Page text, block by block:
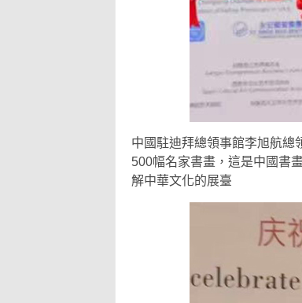
中國駐迪拜總領事館李旭航總
500幅名家書畫，這是中國書
解中華文化的展臺